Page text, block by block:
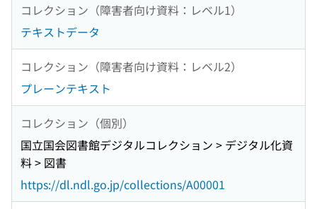
コレクション（障害者向け資料：レベル1）
テキストデータ
コレクション（障害者向け資料：レベル2）
プレーンテキスト
コレクション（個別）
国立国会図書館デジタルコレクション > デジタル化資
料 > 図書
https://dl.ndl.go.jp/collections/A00001